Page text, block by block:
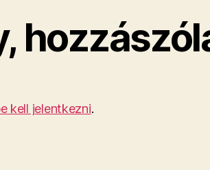
kell jelentkezni.